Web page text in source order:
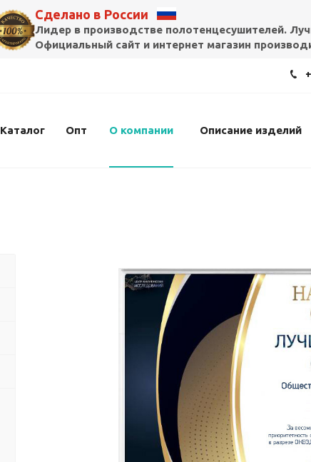
Сделано в России
Лидер в производстве полотенцесушителей.
Официальный сайт и интернет магазин
Каталог Опт О компании Описание изделий